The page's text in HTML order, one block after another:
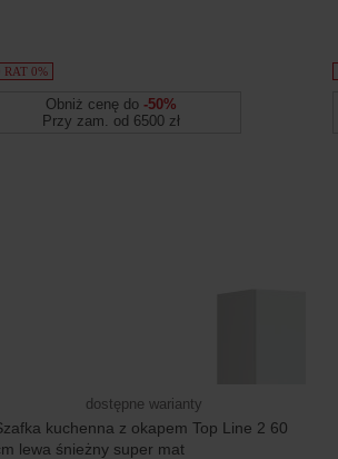
RAT 0%
Obniż cenę do-50%
Przy zam. od 6500 zł
dostępne warianty
kuchenna z okapem Top Line 2 60
lewa śnieżny super mat